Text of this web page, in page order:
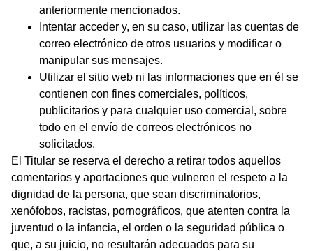
anteriormente mencionados.
Intentar acceder y, en su caso, utilizar las cuentas de
correo electrónico de otros usuarios y modificar o
manipular sus mensajes.
Utilizar el sitio web ni las informaciones que en él se
contienen con fines comerciales, políticos,
publicitarios y para cualquier uso comercial, sobre
todo en el envío de correos electrónicos no
solicitados.
El Titular se reserva el derecho a retirar todos aquellos
comentarios y aportaciones que vulneren el respeto a la
dignidad de la persona, que sean discriminatorios,
xenófobos, racistas, pornográficos, que atenten contra la
juventud o la infancia, el orden o la seguridad pública o
que, a su juicio, no resultarán adecuados para su